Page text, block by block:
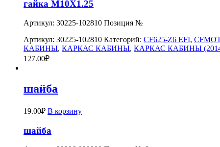
гайка M10X1.25
Артикул: 30225-102810 Позиция №
Артикул: 30225-102810 Категорий: CF625-Z6 EFI,
КАБИНЫ, КАРКАС КАБИНЫ, КАРКАС КАБИНЫ
127.00₽
шайба
19.00₽ В корзину
шайба